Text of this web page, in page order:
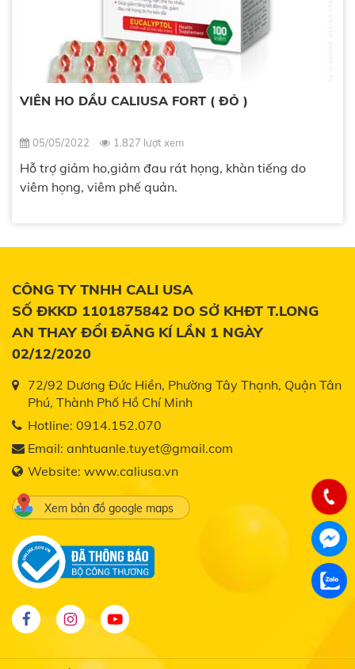
VIÊN HO DẦU CALIUSA FORT ( ĐỎ )
05/05/2022 1.827 lượt xem
Hỗ trợ giảm ho,giảm đau rát họng, khàn tiếng do
viêm họng, viêm phế quản.
CÔNG TY TNHH CALI USA
SỐ ĐKKD 1101875842 DO SỞ KHĐT T.LONG
AN THAY ĐỔI ĐĂNG KÍ LẦN 1 NGÀY
02/12/2020
72/92 Dương Đức Hiền, Phường Tây Thạnh, Quận Tân
Phú, Thành Phố Hồ Chí Minh
Hotline: 0914.152.070
Email: anhtuanle.tuyet@gmail.com
Website: www.caliusa.vn
Xem bản đồ google maps